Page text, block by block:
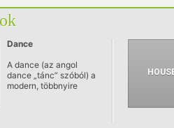
Dance
A dance (az angol
dance „tánc” szóból) a
modern, többnyire